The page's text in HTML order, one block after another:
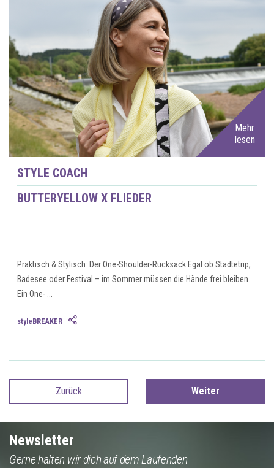
Mehr
lesen
STYLE COACH
BUTTERYELLOW X FLIEDER
Praktisch & Stylisch: Der One-Shoulder-Rucksack Egal ob Städtetrip,
Badesee oder Festival – im Sommer müssen die Hände frei bleiben.
Ein One- ...
styleBREAKER
Zurück Weiter
Newsletter
Gerne halten wir dich auf dem Laufenden